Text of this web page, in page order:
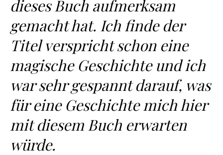
dieses Buch aufmerksam
gemacht hat. Ich finde der
Titel verspricht schon eine
magische Geschichte und ich
war sehr gespannt darauf, was
für eine Geschichte mich hier
mit diesem Buch erwarten
würde.